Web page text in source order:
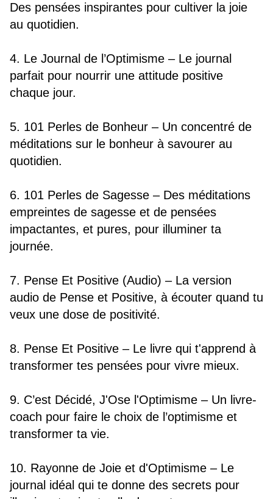
Des pensées inspirantes pour cultiver la joie
au quotidien.
4. Le Journal de l’Optimisme – Le journal
parfait pour nourrir une attitude positive
chaque jour.
5. 101 Perles de Bonheur – Un concentré de
méditations sur le bonheur à savourer au
quotidien.
6. 101 Perles de Sagesse – Des méditations
empreintes de sagesse et de pensées
impactantes, et pures, pour illuminer ta
journée.
7. Pense Et Positive (Audio) – La version
audio de Pense et Positive, à écouter quand tu
veux une dose de positivité.
8. Pense Et Positive – Le livre qui t'apprend à
transformer tes pensées pour vivre mieux.
9. C’est Décidé, J'Ose l'Optimisme – Un livre-
coach pour faire le choix de l’optimisme et
transformer ta vie.
10. Rayonne de Joie et d'Optimisme – Le
journal idéal qui te donne des secrets pour